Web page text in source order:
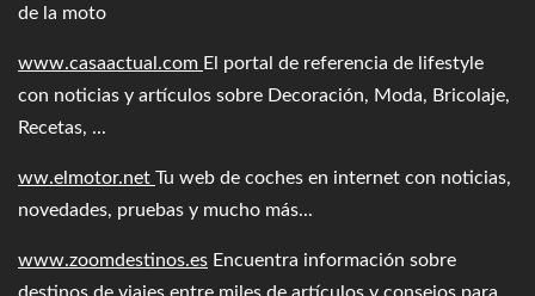
de la moto
www.casaactual.com El portal de referencia de lifestyle
con noticias y artículos sobre Decoración, Moda, Bricolaje,
Recetas, ...
ww.elmotor.net Tu web de coches en internet con noticias,
novedades, pruebas y mucho más...
www.zoomdestinos.es Encuentra información sobre
destinos de viajes entre miles de artículos y consejos para